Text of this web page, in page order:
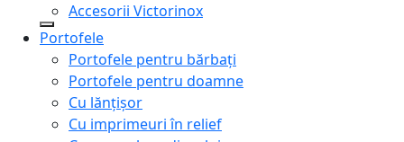
Accesorii Victorinox
Portofele
Portofele pentru bărbați
Portofele pentru doamne
Cu lănțișor
Cu imprimeuri în relief